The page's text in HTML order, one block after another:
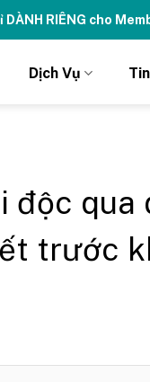
RIÊNG cho
Dịch Vụ
qua
trước